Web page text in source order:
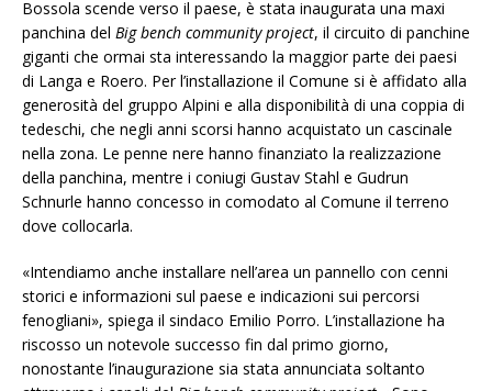
Bossola scende verso il paese, è stata inaugurata una maxi
panchina del Big bench community project, il circuito di panchine
giganti che ormai sta interessando la maggior parte dei paesi
di Langa e Roero. Per l’installazione il Comune si è affidato alla
generosità del gruppo Alpini e alla disponibilità di una coppia di
tedeschi, che negli anni scorsi hanno acquistato un cascinale
nella zona. Le penne nere hanno finanziato la realizzazione
della panchina, mentre i coniugi Gustav Stahl e Gudrun
Schnurle hanno concesso in comodato al Comune il terreno
dove collocarla.
«Intendiamo anche installare nell’area un pannello con cenni
storici e informazioni sul paese e indicazioni sui percorsi
fenogliani», spiega il sindaco Emilio Porro. L’installazione ha
riscosso un notevole successo fin dal primo giorno,
nonostante l’inaugurazione sia stata annunciata soltanto